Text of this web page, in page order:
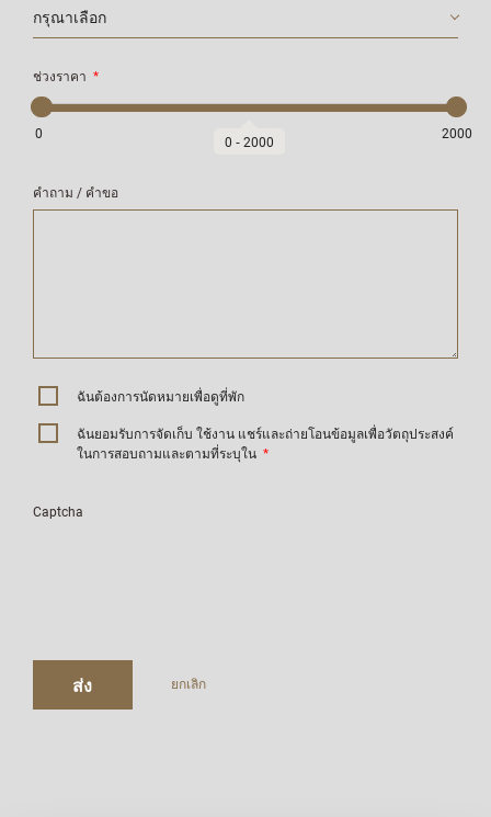
ช่วงราคา *
0 2000
0 ‐ 2000
คำถาม / คำขอ
ฉันต้องการนัดหมายเพื่อดูที่พัก
ฉันยอมรับการจัดเก็บ ใช้งาน แชร์และถ่ายโอนข้อมูลเพื่อวัตถุประสงค์
ในการสอบถามและตามที่ระบุใน *
Captcha
ส่ง ยกเลิก